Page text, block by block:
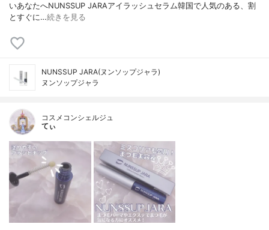
いあなたへ⁡⁡⁡NUNSSUP JARAアイラッシュセラム⁡⁡韓国で人気のある、割
とすぐに…続きを見る
NUNSSUP JARA(ヌンソップジャラ)
ヌンソップジャラ
コスメコンシェルジュ
てぃ